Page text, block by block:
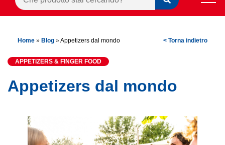
BLOG
RICETTE
BONUS FEDELTÀ
CONTATTI
Home » Blog »Appetizers dal mondo < Torna indietro
APPETIZERS & FINGER FOOD
Appetizers dal mondo